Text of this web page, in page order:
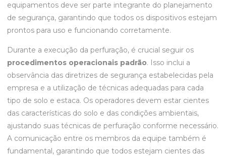
equipamentos deve ser parte integrante do planejamento
de segurança, garantindo que todos os dispositivos estejam
prontos para uso e funcionando corretamente.
Durante a execução da perfuração, é crucial seguir os
procedimentos operacionais padrão. Isso inclui a
observância das diretrizes de segurança estabelecidas pela
empresa e a utilização de técnicas adequadas para cada
tipo de solo e estaca. Os operadores devem estar cientes
das características do solo e das condições ambientais,
ajustando suas técnicas de perfuração conforme necessário.
A comunicação entre os membros da equipe também é
fundamental, garantindo que todos estejam cientes das